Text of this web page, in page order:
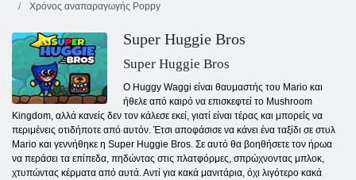
Χρόνος αναπαραγωγής Poppy
Super Huggie Bros
Super Huggie Bros
Ο Huggy Waggi είναι θαυμαστής του Mario και
ήθελε από καιρό να επισκεφτεί το Mushroom
Kingdom, αλλά κανείς δεν τον κάλεσε εκεί, γιατί είναι τέρας και μπορείς να
περιμένεις οτιδήποτε από αυτόν. Έτσι αποφάσισε να κάνει ένα ταξίδι σε στυλ
Mario και γεννήθηκε η Super Huggie Bros. Σε αυτό θα βοηθήσετε τον ήρωα
να περάσει τα επίπεδα, πηδώντας στις πλατφόρμες, σπρώχνοντας μπλοκ,
χτυπώντας κέρματα από αυτά. Αντί για κακά μανιτάρια, όχι λιγότερο κακά